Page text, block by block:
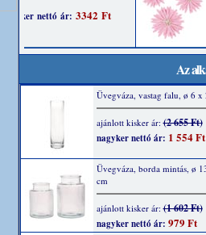
Az
Üvegváza, vastag falu, ø 6 x
ajánlott kisker ár:(2 655 Ft)
nagyker nettó ár: 1 554 Ft
Üvegváza, borda mintás, ø
cm
ajánlott kisker ár:(1 602 Ft)
nagyker nettó ár: 979 Ft